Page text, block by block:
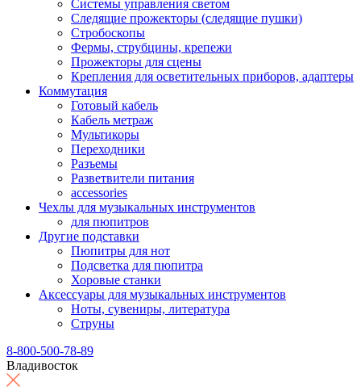
Системы управления светом
Следящие прожекторы (следящие пушки)
Стробоскопы
Фермы, струбцины, крепежи
Прожекторы для сцены
Крепления для осветительных приборов, адаптеры
Коммутация
Готовый кабель
Кабель метраж
Мультикоры
Переходники
Разъемы
Разветвители питания
accessories
Чехлы для музыкальных инструментов
для пюпитров
Другие подставки
Пюпитры для нот
Подсветка для пюпитра
Хоровые станки
Аксессуары для музыкальных инструментов
Ноты, сувениры, литература
Струны
8-800-500-78-89
Владивосток